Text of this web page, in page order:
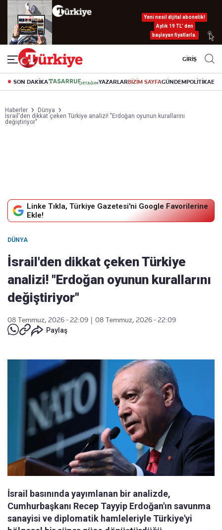
Yeni nesil dijital abonelik!
Aylık 19 TL’ den
başlayan fiyatlarla.
GİRİŞ
SON DAKİKA YAZARLARBİZİM SAYFAGÜNDEMPOLİTİKA
Haberler
Dünya
İsrail'den dikkat çeken Türkiye analizi! "Erdoğan oyunun kurallarını
değiştiriyor"
Linke Tıkla, Türkiye Gazetesi'ni Google Favorilerine
Ekle!
DÜNYA
İsrail'den dikkat çeken Türkiye
analizi! "Erdoğan oyunun kurallarını
değiştiriyor"
08 Temmuz, 2026 - 22:09
08 Temmuz, 2026 - 22:09
Paylaş
İsrail basınında yayımlanan bir analizde,
Cumhurbaşkanı Recep Tayyip Erdoğan'ın savunma
sanayisi ve diplomatik hamleleriyle Türkiye'yi